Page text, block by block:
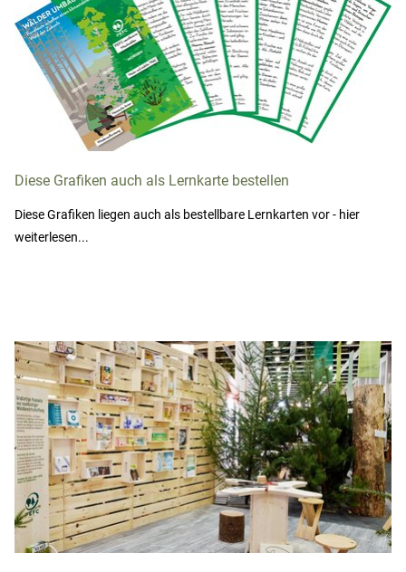
Diese Grafiken auch als Lernkarte bestellen
Diese Grafiken liegen auch als bestellbare Lernkarten vor - hier
weiterlesen...